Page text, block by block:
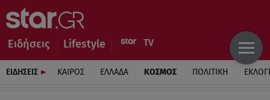
Ειδήσεις Lifestyle
ΕΙΔΗΣΕΙΣ ΚΑΙΡΟΣ ΕΛΛΑΔΑ ΚΟΣΜΟΣ ΠΟΛΙΤΙΚΗ